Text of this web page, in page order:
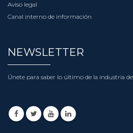
Aviso legal
Canal interno de información
NEWSLETTER
Únete para saber lo último de la industria de